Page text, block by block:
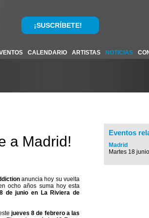
¡SUSCRÍBETE!
CALENDARIO ARTISTAS NOTICIAS
a Madrid!
anuncia hoy su vuelta
ocho años suma hoy esta
de junio en La Riviera de
jueves 8 de febrero a las
Eventos
Madrid
Martes 18